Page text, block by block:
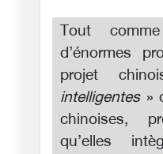
Tout
d’énormes
projet
intelligentes»
chinoises,
qu’elles